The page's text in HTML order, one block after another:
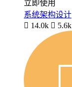
立即使用
系统架构设计
 14.0k  5.6k